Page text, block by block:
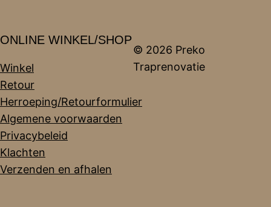
ONLINE WINKEL/SHOP
Winkel
Retour
Herroeping/Retourformulier
Algemene voorwaarden
Privacybeleid
Klachten
Verzenden en afhalen
© 2026 Preko
Traprenovatie